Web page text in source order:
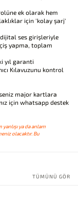
ek olarak hem
için 'kolay şarj'
ses girişleriyle
yapma, toplam
yıl garanti
Kılavuzunu kontrol
major kartlara
için whatsapp destek
yanlışı ya da anlam
olacaktır. Bu
TÜMÜNÜ GÖR